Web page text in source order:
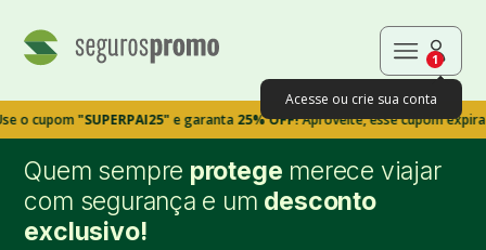
1
Acesse ou crie sua conta
"SUPERPAI25"e garanta25% OFF!Aproveite, esse cupom expira em
Quem sempre protege merece viajar
com segurança e um desconto
exclusivo!